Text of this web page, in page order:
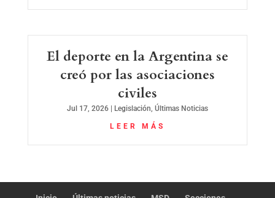
El deporte en la Argentina se
creó por las asociaciones
civiles
Jul 17, 2026| Legislación, Últimas Noticias
LEER MÁS